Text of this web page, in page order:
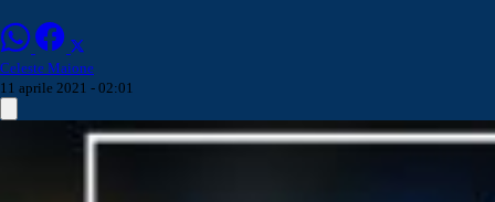
Celeste Maione
11 aprile 2021 - 02:01